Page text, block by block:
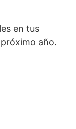
en tus
año.